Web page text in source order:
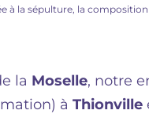
à la sépulture, la
la Moselle, notre
à Thionville